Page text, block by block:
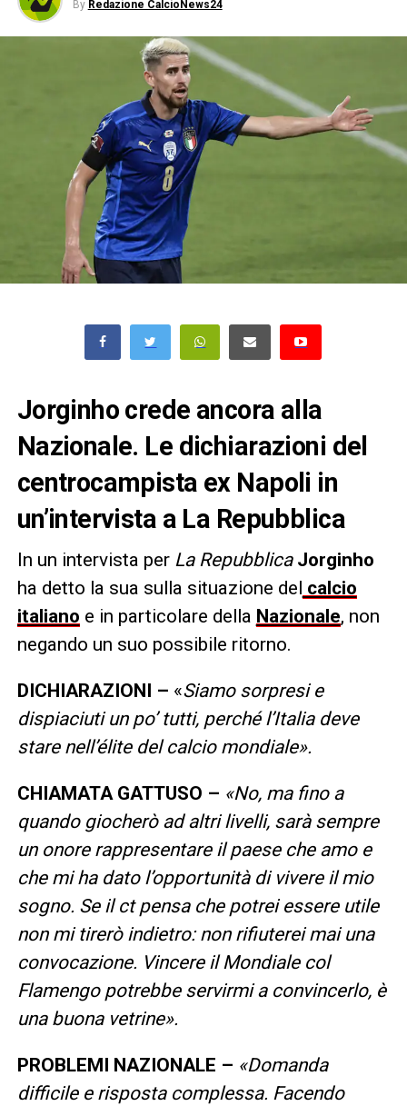
By Redazione CalcioNews24
Jorginho crede ancora alla
Nazionale. Le dichiarazioni del
centrocampista ex Napoli in
un’intervista a La Repubblica
In un intervista per La Repubblica Jorginho
ha detto la sua sulla situazione del calcio
italiano e in particolare della Nazionale, non
negando un suo possibile ritorno.
DICHIARAZIONI – «Siamo sorpresi e
dispiaciuti un po’ tutti, perché l’Italia deve
stare nell’élite del calcio mondiale».
CHIAMATA GATTUSO – «No, ma fino a
quando giocherò ad altri livelli, sarà sempre
un onore rappresentare il paese che amo e
che mi ha dato l’opportunità di vivere il mio
sogno. Se il ct pensa che potrei essere utile
non mi tirerò indietro: non rifiuterei mai una
convocazione. Vincere il Mondiale col
Flamengo potrebbe servirmi a convincerlo, è
una buona vetrine».
PROBLEMI NAZIONALE – «Domanda
difficile e risposta complessa. Facendo